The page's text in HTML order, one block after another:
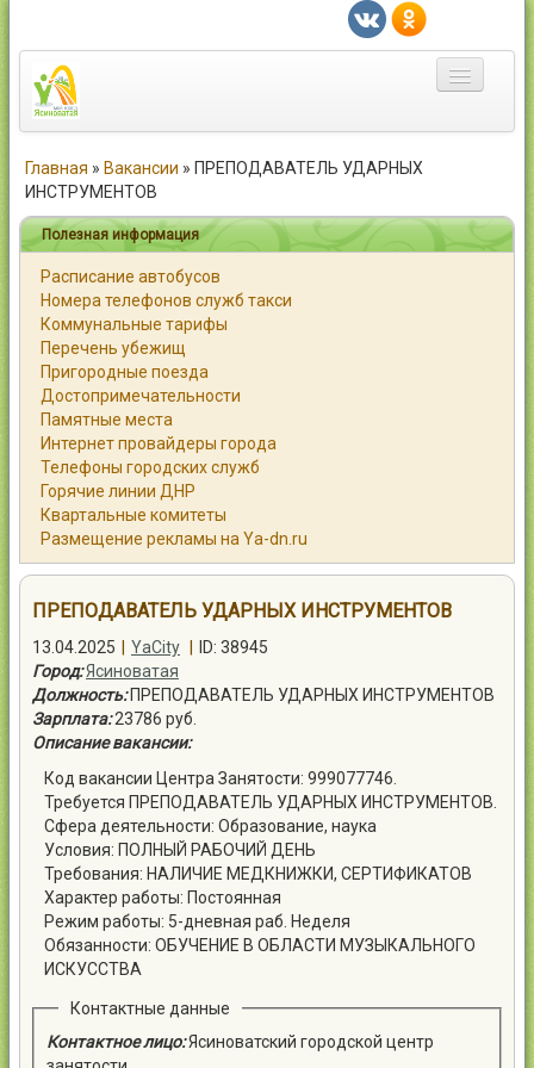
Статьи
Каталог
Справочник
Работа
Объявления
Помощь
Войти
Главная » Вакансии » ПРЕПОДАВАТЕЛЬ УДАРНЫХ
ИНСТРУМЕНТОВ
Полезная информация
Расписание автобусов
Номера телефонов служб такси
Коммунальные тарифы
Перечень убежищ
Пригородные поезда
Достопримечательности
Памятные места
Интернет провайдеры города
Телефоны городских служб
Горячие линии ДНР
Квартальные комитеты
Размещение рекламы на Ya-dn.ru
ПРЕПОДАВАТЕЛЬ УДАРНЫХ ИНСТРУМЕНТОВ
13.04.2025 YaCity
ID: 38945
Город:Ясиноватая
Должность: ПРЕПОДАВАТЕЛЬ УДАРНЫХ ИНСТРУМЕНТОВ
Зарплата: 23786 руб.
Описание вакансии:
Код вакансии Центра Занятости: 999077746.
Требуется ПРЕПОДАВАТЕЛЬ УДАРНЫХ ИНСТРУМЕНТОВ.
Сфера деятельности: Образование, наука
Условия: ПОЛНЫЙ РАБОЧИЙ ДЕНЬ
Требования: НАЛИЧИЕ МЕДКНИЖКИ, СЕРТИФИКАТОВ
Характер работы: Постоянная
Режим работы: 5-дневная раб. Неделя
Обязанности: ОБУЧЕНИЕ В ОБЛАСТИ МУЗЫКАЛЬНОГО
ИСКУССТВА
Контактные данные
Контактное лицо:Ясиноватский городской центр